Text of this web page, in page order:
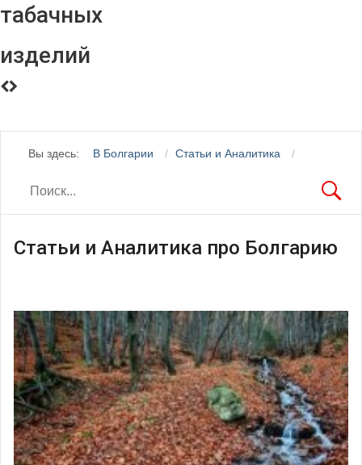
табачных
изделий
Вы здесь: В Болгарии Статьи и Аналитика
Статьи и Аналитика про Болгарию